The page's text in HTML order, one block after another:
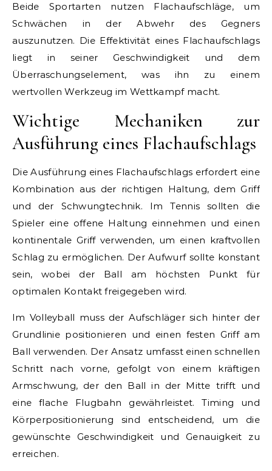
Beide Sportarten nutzen Flachaufschläge, um
Schwächen in der Abwehr des Gegners
auszunutzen. Die Effektivität eines Flachaufschlags
liegt in seiner Geschwindigkeit und dem
Überraschungselement, was ihn zu einem
wertvollen Werkzeug im Wettkampf macht.
Wichtige Mechaniken zur
Ausführung eines Flachaufschlags
Die Ausführung eines Flachaufschlags erfordert eine
Kombination aus der richtigen Haltung, dem Griff
und der Schwungtechnik. Im Tennis sollten die
Spieler eine offene Haltung einnehmen und einen
kontinentale Griff verwenden, um einen kraftvollen
Schlag zu ermöglichen. Der Aufwurf sollte konstant
sein, wobei der Ball am höchsten Punkt für
optimalen Kontakt freigegeben wird.
Im Volleyball muss der Aufschläger sich hinter der
Grundlinie positionieren und einen festen Griff am
Ball verwenden. Der Ansatz umfasst einen schnellen
Schritt nach vorne, gefolgt von einem kräftigen
Armschwung, der den Ball in der Mitte trifft und
eine flache Flugbahn gewährleistet. Timing und
Körperpositionierung sind entscheidend, um die
gewünschte Geschwindigkeit und Genauigkeit zu
erreichen.